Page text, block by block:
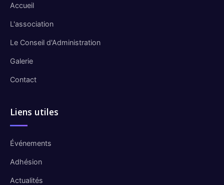
Accueil
L'association
Le Conseil d'Administration
Galerie
Contact
Liens utiles
Événements
Adhésion
Actualités